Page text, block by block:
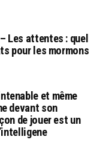
Les attentes : quel
pour les mormons
et même
devant son
de jouer est un